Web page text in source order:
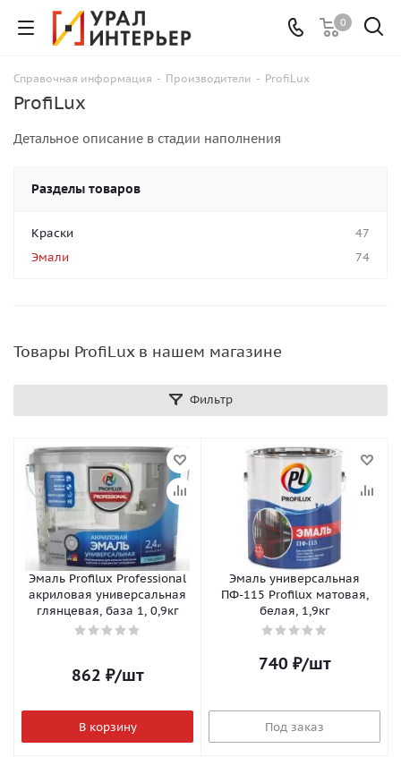
0
Справочная информация - Производители - ProfiLux
ProfiLux
Детальное описание в стадии наполнения
Разделы товаров
Краски
47
Эмали
74
Товары ProfiLux в нашем магазине
Фильтр
Эмаль Profilux Professional
акриловая универсальная
глянцевая, база 1, 0,9кг
862 ₽/шт
В корзину
Эмаль универсальная
ПФ-115 Profilux матовая,
белая, 1,9кг
740 ₽/шт
Под заказ